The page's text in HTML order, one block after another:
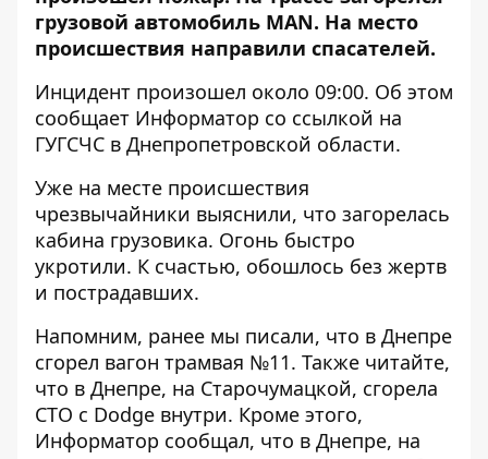
грузовой автомобиль MAN. На место
происшествия направили спасателей.
Инцидент произошел около 09:00. Об этом
сообщает Информатор со ссылкой на
ГУГСЧС в Днепропетровской области.
Уже на месте происшествия
чрезвычайники выяснили, что загорелась
кабина грузовика. Огонь быстро
укротили. К счастью, обошлось без жертв
и пострадавших.
Напомним, ранее мы писали, что в Днепре
сгорел вагон трамвая №11. Также читайте,
что в Днепре, на Старочумацкой, сгорела
СТО с Dodge внутри. Кроме этого,
Информатор сообщал, что в Днепре, на